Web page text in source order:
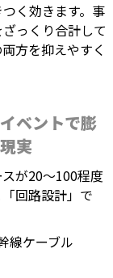
く効きます。事
っくり合計して
方を抑えやすく
ベントで膨
実
が20〜100程度
回路設計」で
線ケーブル